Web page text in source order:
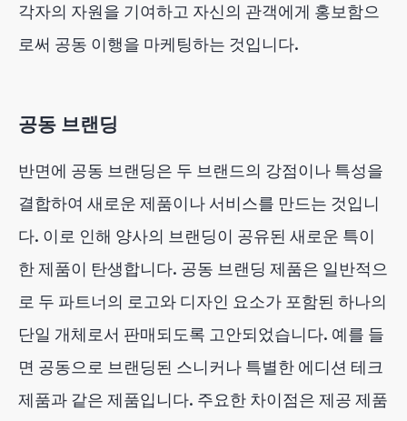
각자의 자원을 기여하고 자신의 관객에게 홍보함으
로써 공동 이행을 마케팅하는 것입니다.
공동 브랜딩
반면에 공동 브랜딩은 두 브랜드의 강점이나 특성을
결합하여 새로운 제품이나 서비스를 만드는 것입니
다. 이로 인해 양사의 브랜딩이 공유된 새로운 특이
한 제품이 탄생합니다. 공동 브랜딩 제품은 일반적으
로 두 파트너의 로고와 디자인 요소가 포함된 하나의
단일 개체로서 판매되도록 고안되었습니다. 예를 들
면 공동으로 브랜딩된 스니커나 특별한 에디션 테크
제품과 같은 제품입니다. 주요한 차이점은 제공 제품